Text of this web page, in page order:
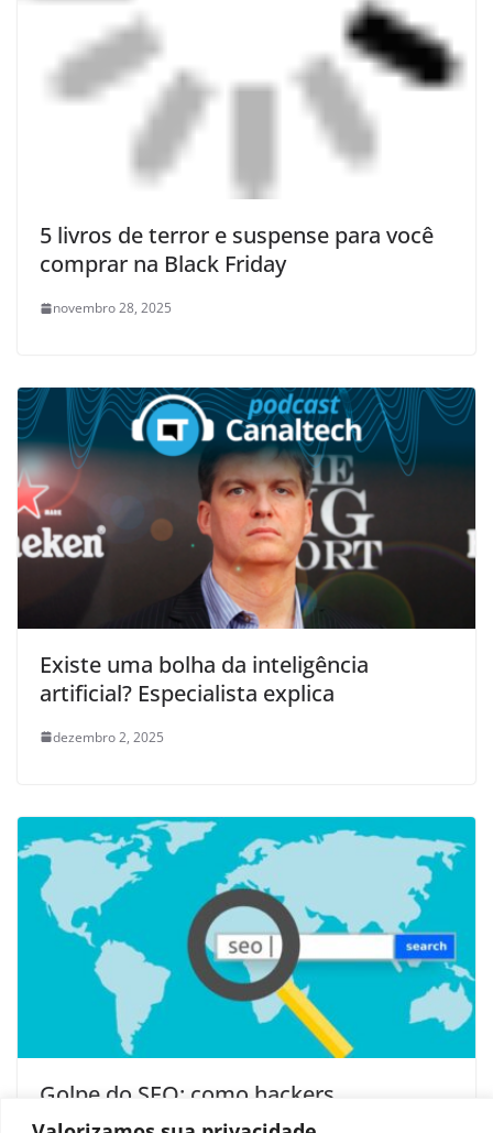
5 livros de terror e suspense para você
comprar na Black Friday
novembro 28, 2025
Existe uma bolha da inteligência
artificial? Especialista explica
dezembro 2, 2025
Golpe do SEO: como hackers
manipulam o Google para infectar